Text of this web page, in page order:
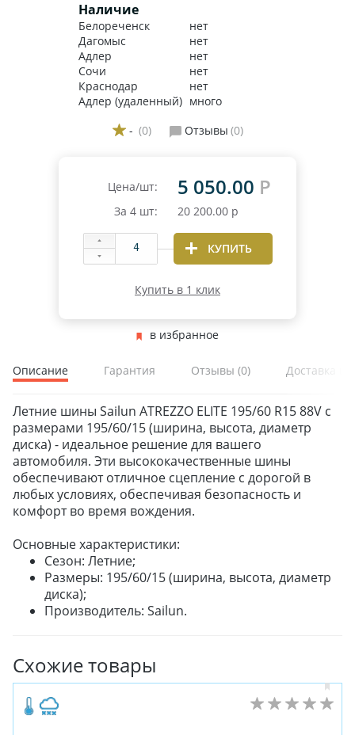
Наличие
Белореченск
нет
Дагомыс
нет
Адлер
нет
Сочи
нет
Краснодар
нет
Адлер (удаленный) много
- (0) Отзывы (0)
Цена/шт: 5 050.00 Р
За 4 шт: 20 200.00 р
КУПИТЬ
Купить в 1 клик
в избранное
Описание Гарантия Отзывы (0) Доставка и
Летние шины Sailun ATREZZO ELITE 195/60 R15 88V с
размерами 195/60/15 (ширина, высота, диаметр
диска) - идеальное решение для вашего
автомобиля. Эти высококачественные шины
обеспечивают отличное сцепление с дорогой в
любых условиях, обеспечивая безопасность и
комфорт во время вождения.
Основные характеристики:
Сезон: Летние;
Размеры: 195/60/15 (ширина, высота, диаметр
диска);
Производитель: Sailun.
Схожие товары